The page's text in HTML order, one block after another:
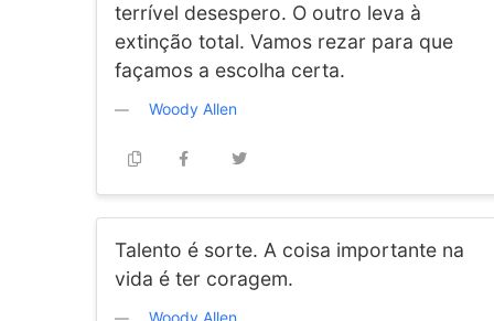
terrível desespero. O outro leva à
extinção total. Vamos rezar para que
façamos a escolha certa.
Woody Allen
Talento é sorte. A coisa importante na
vida é ter coragem.
Woody Allen